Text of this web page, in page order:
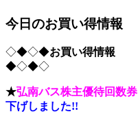
今日のお買い得情報
◇◆◇◆お買い得情報
◆◇◆◇
★弘南バス株主優待回数券
下げしました!!